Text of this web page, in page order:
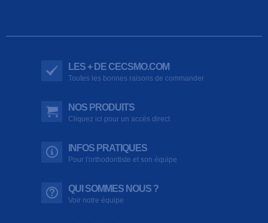
LES + DE CECSMO.COM
Toutes les bonnes raisons de commander
NOS PRODUITS
Cliquez ici pour un accès direct
INFOS PRATIQUES
Pour l'orthodontiste et son équipe
QUI SOMMES NOUS ?
Voir notre équipe